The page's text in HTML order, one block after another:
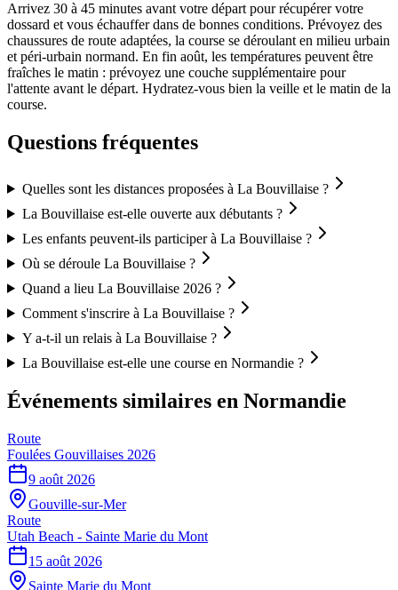
Arrivez 30 à 45 minutes avant votre départ pour récupérer votre
dossard et vous échauffer dans de bonnes conditions. Prévoyez des
chaussures de route adaptées, la course se déroulant en milieu urbain
et péri-urbain normand. En fin août, les températures peuvent être
fraîches le matin : prévoyez une couche supplémentaire pour
l'attente avant le départ. Hydratez-vous bien la veille et le matin de la
course.
Questions fréquentes
Quelles sont les distances proposées à La Bouvillaise ?
La Bouvillaise est-elle ouverte aux débutants ?
Les enfants peuvent-ils participer à La Bouvillaise ?
Où se déroule La Bouvillaise ?
Quand a lieu La Bouvillaise 2026 ?
Comment s'inscrire à La Bouvillaise ?
Y a-t-il un relais à La Bouvillaise ?
La Bouvillaise est-elle une course en Normandie ?
Événements similaires en Normandie
Route
Foulées Gouvillaises 2026
9 août 2026
Gouville-sur-Mer
Route
Utah Beach - Sainte Marie du Mont
15 août 2026
Sainte Marie du Mont